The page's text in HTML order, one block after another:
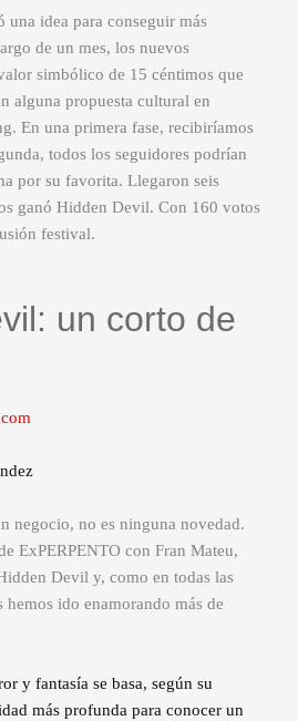
una idea para conseguir más
de un mes, los nuevos
simbólico de 15 céntimos que
alguna propuesta cultural en
En una primera fase, recibiríamos
todos los seguidores podrían
por su favorita. Llegaron seis
ganó Hidden Devil. Con 160 votos
festival.
un corto de
negocio, no es ninguna novedad.
ExPERPENTO con Fran Mateu,
Devil y, como en todas las
hemos ido enamorando más de
y fantasía se basa, según su
más profunda para conocer un